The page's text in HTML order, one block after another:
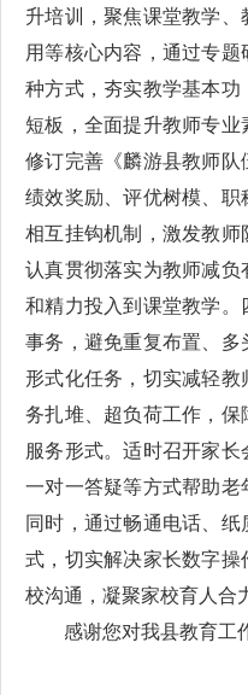
升培训，聚焦课堂教学
用等核心内容，通过专
种方式，夯实教学基本
短板，全面提升教师专业
修订完善《麟游县教师
绩效奖励、评优树模、
相互挂钩机制，激发教师
认真贯彻落实为教师减负
和精力投入到课堂教学
事务，避免重复布置、
形式化任务，切实减轻
务扎堆、超负荷工作，保
服务形式。适时召开家长
一对一答疑等方式帮助老
同时，通过畅通电话、
式，切实解决家长数字
校沟通，凝聚家校育人合
感谢您对我县教育工